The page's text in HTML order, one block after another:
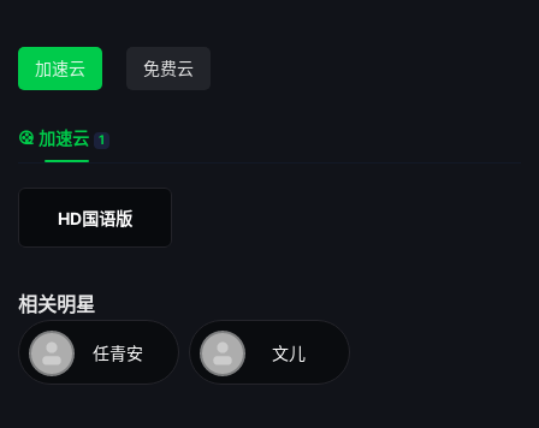
加速云 免费云
加速云 1
HD国语版
相关明星
任青安 文儿